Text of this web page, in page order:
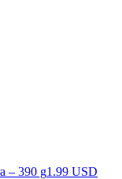
– 390 g1.99 USD